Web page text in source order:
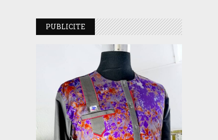
PUBLICITE